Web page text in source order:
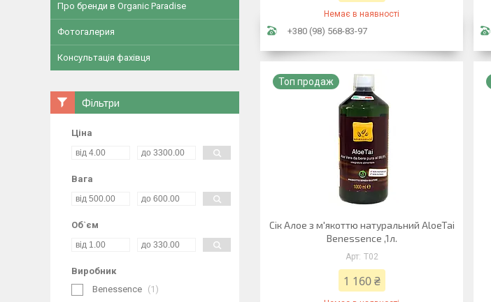
Немає в наявності
+380 (98) 568-83-97
Топ продаж
Сік Алое з м'якоттю натуральний AloeTai
Benessence ,1л.
Т02
1 160 ₴
Про бренди в Organic Paradise
Фотогалерия
Консультація фахівця
Фільтри
Ціна
Вага
Об`єм
Виробник
Benessence
1